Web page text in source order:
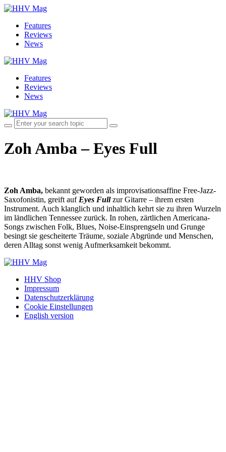
Features
Reviews
News
Features
Reviews
News
Zoh Amba – Eyes Full
Zoh Amba, bekannt geworden als improvisationsaffine Free-Jazz-
Saxofonistin, greift auf Eyes Fullzur Gitarre – ihrem ersten
Instrument. Auch klanglich und inhaltlich kehrt sie zu ihren Wurzeln
im ländlichen Tennessee zurück. In rohen, zärtlichen Americana-
Songs zwischen Folk, Blues, Noise-Einsprengseln und Grunge
besingt sie gescheiterte Träume, soziale Abgründe und Menschen,
deren Alltag sonst wenig Aufmerksamkeit bekommt.
HHV Shop
Impressum
Datenschutzerklärung
Cookie Einstellungen
English version